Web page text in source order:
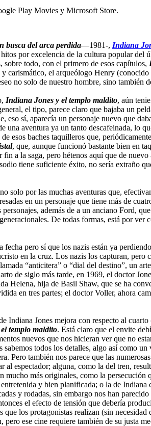
Play Movies y Microsoft Store.
busca del arca perdida—1981-, Indiana
por excelencia de la cultura popular
todo, con el primero de esos capítulos,
carismático, el arqueólogo Henry
no solo de nuestro hombre, sino también
Indiana Jones y el templo maldito, aún
el tipo, parece claro que bajaba un
eso sí, aparecía un personaje nuevo que
aventura ya un tanto descafeinada, lo
esos baches taquilleros que,
, que, aunque funcionó bastante bien en
a la saga, pero hétenos aquí que de
tiene suficiente éxito, no sería extraño
solo por las muchas aventuras que,
en un personaje que tiene más de
además de a un anciano Ford,
De todas formas, está por
pero sí que los nazis están ya
en la cruz. Los nazis los capturan,
“anticitera” o “dial del destino”, un
de siglo más tarde, en 1969, el doctor
Helena, hija de Basil Shaw, que se ha
en tres partes; el doctor Voller, ahora
Indiana Jones mejora con respecto al
templo maldito. Está claro que el envite
nuevos que nos hicieran ver que no
todos los detalles, algo así como
Pero también nos parece que las
al espectador; alguna, como la del tren,
más originales, como la
y bien planificada; o la de
y rodadas, sin embargo nos han
el efecto de tensión que debería
los protagonistas realizan (sin
ese cine requiere también de su justa